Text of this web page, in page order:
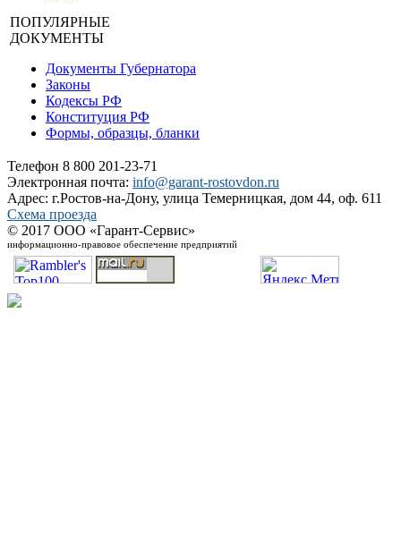
ПОПУЛЯРНЫЕ
ДОКУМЕНТЫ
Документы Губернатора
Законы
Кодексы РФ
Конституция РФ
Формы, образцы, бланки
Телефон 8 800 201-23-71
Электронная почта: info@garant-rostovdon.ru
Адрес: г.Ростов-на-Дону, улица Темерницкая, дом 44, оф. 611
Схема проезда
© 2017 ООО «Гарант-Сервис»
информационно-правовое обеспечение предприятий